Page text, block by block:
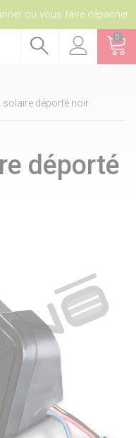
ou vous faire dépanner
0
solaire déporté noir
déporté